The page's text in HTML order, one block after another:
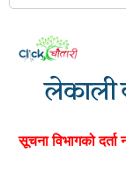
लेकाली
सूचना विभागको दर्ता